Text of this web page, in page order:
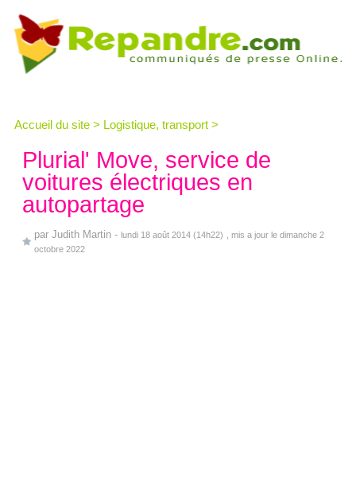
Accueil du site > Logistique, transport >
Plurial' Move, service de
voitures électriques en
autopartage
par Judith Martin - lundi 18 août 2014 (14h22)
, mis a jour le dimanche 2
octobre 2022